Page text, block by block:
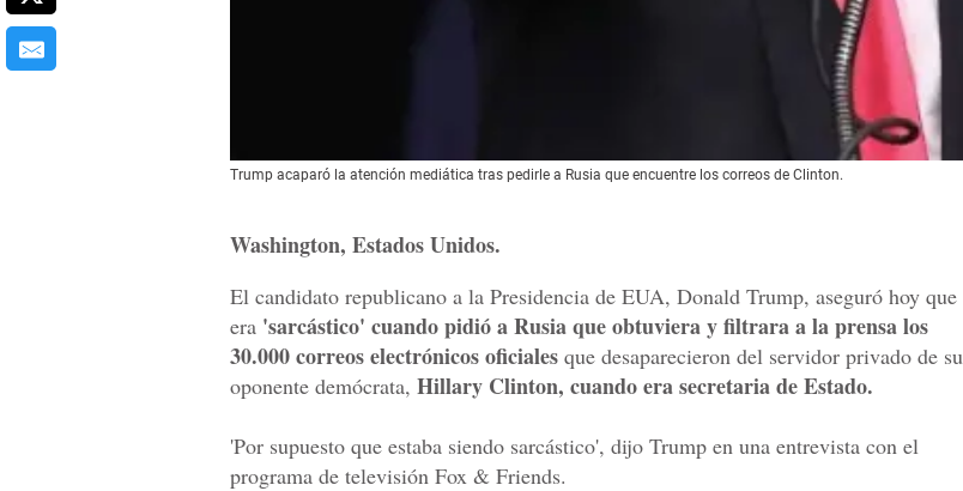
Trump acaparó la atención mediática tras pedirle a Rusia que encuentre los correos de Clinton.
Washington, Estados Unidos.
El candidato republicano a la Presidencia de EUA, Donald Trump, aseguró hoy que
era 'sarcástico' cuando pidió a Rusia que obtuviera y filtrara a la prensa los
30.000 correos electrónicos oficiales que desaparecieron del servidor privado de su
oponente demócrata, Hillary Clinton, cuando era secretaria de Estado.
'Por supuesto que estaba siendo sarcástico', dijo Trump en una entrevista con el
programa de televisión Fox & Friends.